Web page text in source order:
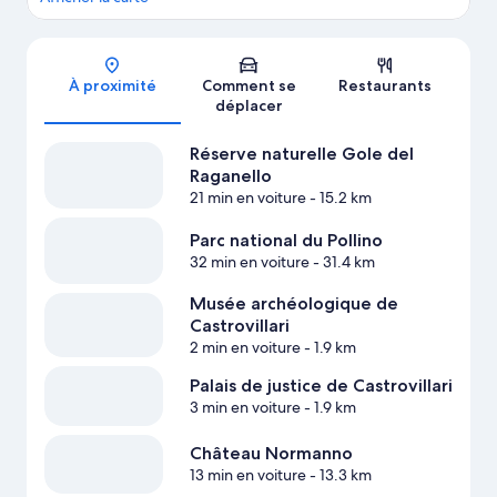
Carte
À proximité
Comment se
déplacer
Restaurants
Réserve naturelle Gole del
Raganello
21 min en voiture- 15.2 km
Parc national du Pollino
32 min en voiture- 31.4 km
Musée archéologique de
Castrovillari
2 min en voiture- 1.9 km
Palais de justice de Castrovillari
3 min en voiture- 1.9 km
Château Normanno
13 min en voiture- 13.3 km